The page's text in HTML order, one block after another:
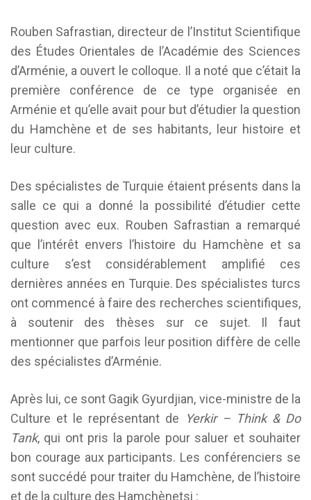
Rouben Safrastian, directeur de l’Institut Scientifique
des Études Orientales de l’Académie des Sciences
d’Arménie, a ouvert le colloque. Il a noté que c’était la
première conférence de ce type organisée en
Arménie et qu’elle avait pour but d’étudier la question
du Hamchène et de ses habitants, leur histoire et
leur culture.
Des spécialistes de Turquie étaient présents dans la
salle ce qui a donné la possibilité d’étudier cette
question avec eux. Rouben Safrastian a remarqué
que l’intérêt envers l’histoire du Hamchène et sa
culture s’est considérablement amplifié ces
dernières années en Turquie. Des spécialistes turcs
ont commencé à faire des recherches scientifiques,
à soutenir des thèses sur ce sujet. Il faut
mentionner que parfois leur position diffère de celle
des spécialistes d’Arménie.
Après lui, ce sont Gagik Gyurdjian, vice-ministre de la
Culture et le représentant de
Yerkir – Think & Do
Tank, qui ont pris la parole pour saluer et souhaiter
bon courage aux participants. Les conférenciers se
sont succédé pour traiter du Hamchène, de l’histoire
et de la culture des Hamchènetsi :